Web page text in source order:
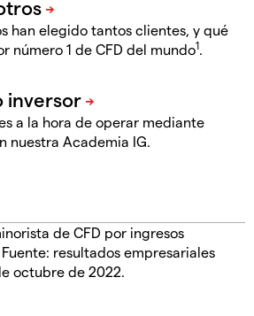
han elegido tantos clientes, y qué
número 1 de CFD del mundo1.
a la hora de operar mediante
nuestra Academia IG.
de CFD por ingresos
resultados empresariales
octubre de 2022.